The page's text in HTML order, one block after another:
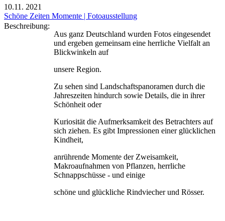
10.11. 2021
Schöne Zeiten Momente | Fotoausstellung
Beschreibung:
Aus ganz Deutschland wurden Fotos eingesendet
und ergeben gemeinsam eine herrliche Vielfalt an
Blickwinkeln auf
unsere Region.
Zu sehen sind Landschaftspanoramen durch die
Jahreszeiten hindurch sowie Details, die in ihrer
Schönheit oder
Kuriosität die Aufmerksamkeit des Betrachters auf
sich ziehen. Es gibt Impressionen einer glücklichen
Kindheit,
anrührende Momente der Zweisamkeit,
Makroaufnahmen von Pflanzen, herrliche
Schnappschüsse - und einige
schöne und glückliche Rindviecher und Rösser.